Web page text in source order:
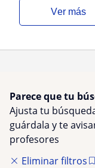
ver más
Parece que tu
Ajusta tu
guárdala y te
profesores
Eliminar filtros